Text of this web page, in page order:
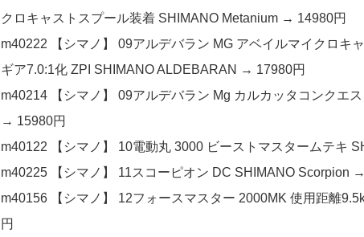
クロキャストスプール装着 SHIMANO Metanium → 14980円
m40222 【シマノ】 09アルデバラン MG アベイルマイクロキ
ギア7.0:1化 ZPI SHIMANO ALDEBARAN → 17980円
m40214 【シマノ】 09アルデバラン Mg カルカッタコンクエ
→ 15980円
m40122 【シマノ】 10電動丸 3000 ビーストマスタームテキ
m40225 【シマノ】 11スコーピオン DC SHIMANO Scorpion
m40156 【シマノ】 12フォースマスター 2000MK 使用距離
円